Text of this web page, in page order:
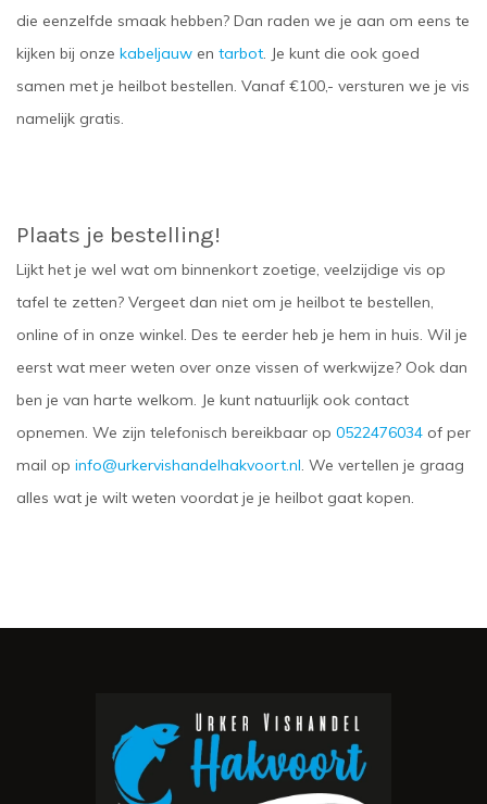
die eenzelfde smaak hebben? Dan raden we je aan om eens te
kijken bij onze kabeljauw en tarbot. Je kunt die ook goed
samen met je heilbot bestellen. Vanaf €100,- versturen we je vis
namelijk gratis.
Plaats je bestelling!
Lijkt het je wel wat om binnenkort zoetige, veelzijdige vis op
tafel te zetten? Vergeet dan niet om je heilbot te bestellen,
online of in onze winkel. Des te eerder heb je hem in huis. Wil je
eerst wat meer weten over onze vissen of werkwijze? Ook dan
ben je van harte welkom. Je kunt natuurlijk ook contact
opnemen. We zijn telefonisch bereikbaar op 0522476034 of per
mail op info@urkervishandelhakvoort.nl. We vertellen je graag
alles wat je wilt weten voordat je je heilbot gaat kopen.